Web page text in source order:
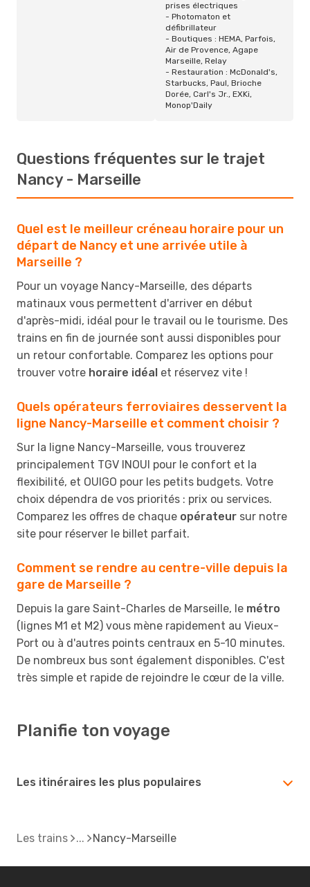
prises électriques
- Photomaton et
défibrillateur
- Boutiques : HEMA, Parfois,
Air de Provence, Agape
Marseille, Relay
- Restauration : McDonald's,
Starbucks, Paul, Brioche
Dorée, Carl's Jr., EXKi,
Monop'Daily
Questions fréquentes sur le trajet
Nancy - Marseille
Quel est le meilleur créneau horaire pour un
départ de Nancy et une arrivée utile à
Marseille ?
Pour un voyage Nancy-Marseille, des départs
matinaux vous permettent d'arriver en début
d'après-midi, idéal pour le travail ou le tourisme. Des
trains en fin de journée sont aussi disponibles pour
un retour confortable. Comparez les options pour
trouver votre horaire idéal et réservez vite !
Quels opérateurs ferroviaires desservent la
ligne Nancy-Marseille et comment choisir ?
Sur la ligne Nancy-Marseille, vous trouverez
principalement TGV INOUI pour le confort et la
flexibilité, et OUIGO pour les petits budgets. Votre
choix dépendra de vos priorités : prix ou services.
Comparez les offres de chaque opérateur sur notre
site pour réserver le billet parfait.
Comment se rendre au centre-ville depuis la
gare de Marseille ?
Depuis la gare Saint-Charles de Marseille, le métro
(lignes M1 et M2) vous mène rapidement au Vieux-
Port ou à d'autres points centraux en 5-10 minutes.
De nombreux bus sont également disponibles. C'est
très simple et rapide de rejoindre le cœur de la ville.
Planifie ton voyage
Les itinéraires les plus populaires
Les trains Nancy-Marseille